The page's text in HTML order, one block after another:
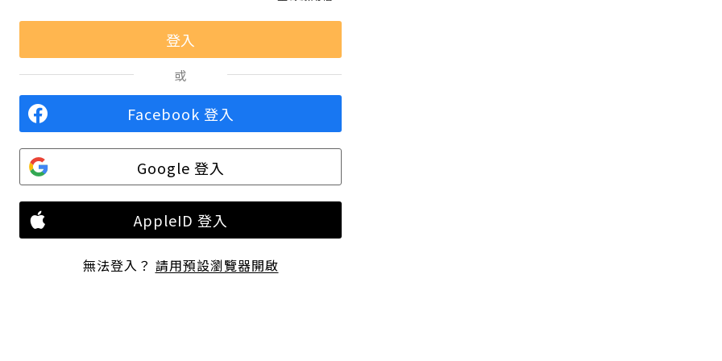
或
Facebook 登入
Google 登入
AppleID 登入
無法登入？ 請用預設瀏覽器開啟